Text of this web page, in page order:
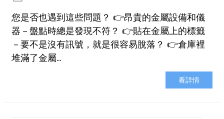
您是否也遇到這些問題？ 👉昂貴的金屬設備和儀
器－盤點時總是發現不符？ 👉貼在金屬上的標籤
－要不是沒有訊號，就是很容易脫落？ 👉倉庫裡
堆滿了金屬…
看詳情